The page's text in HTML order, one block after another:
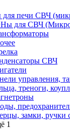
для печи СВЧ
для СВЧ
СВЧ
управления,
треноги,
замки, ручки
1